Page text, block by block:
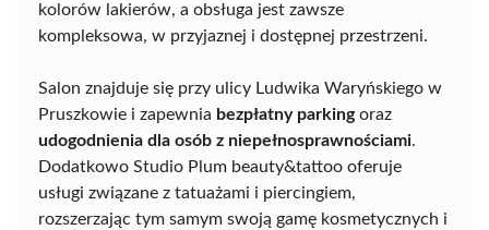
kolorów lakierów, a obsługa jest zawsze
kompleksowa, w przyjaznej i dostępnej przestrzeni.
Salon znajduje się przy ulicy Ludwika Waryńskiego w
Pruszkowie i zapewnia bezpłatny parkingoraz
udogodnienia dla osób z niepełnosprawnościami.
Dodatkowo Studio Plum beauty&tattoo oferuje
usługi związane z tatuażami i piercingiem,
rozszerzając tym samym swoją gamę kosmetycznych i